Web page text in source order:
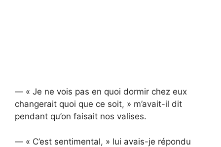
— « Je ne vois pas en quoi dormir chez eux
changerait quoi que ce soit, » m’avait-il dit
pendant qu’on faisait nos valises.
— « C’est sentimental, » lui avais-je répondu